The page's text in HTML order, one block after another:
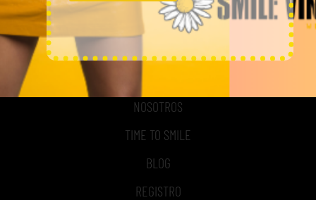
MI CUENTA
NOSOTROS
TIME TO SMILE
BLOG
REGISTRO